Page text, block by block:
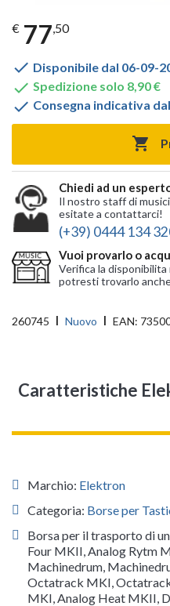
€ 77,50
 Disponibile dal 06-09-
 Spedizione solo 8,90 €
 Consegna indicativa

Chiedi ad un
Il nostro staff di
esitate a contattarci!
(+39) 0444 134
Vuoi provarlo o
Verifica la
potresti trovarlo
260745 Nuovo EAN:
Caratteristiche
Marchio: Elektron
Categoria: Borse per
Borsa per il trasporto di
Four MKII, Analog Rytm
Machinedrum,
Octatrack MKI,
MKI, Analog Heat MKII,